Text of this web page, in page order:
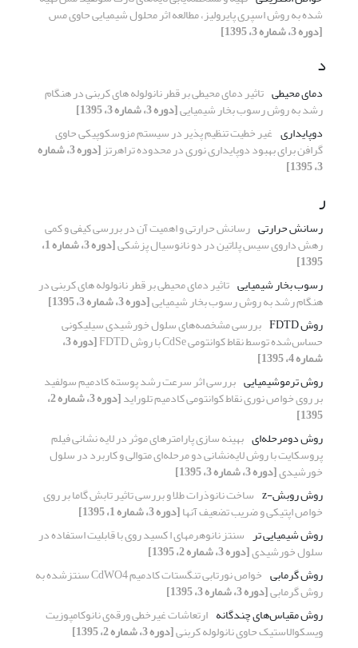
شده به روش اسپری پایرولیز، مطالعه اثر محلول شیمیایی حاوی مس
[دوره 3، شماره 3، 1395]
د
دمای محیطی تاثیر دمای محیطی بر قطر نانولوله های کربنی در هنگام
رشد به روش رسوب بخار شیمیایی[دوره 3، شماره 3، 1395]
دوپایداری غیر خطیت تنظیم پذیر در سیستم مزوسکوپیکی حاوی
گرافن برای بهبود دوپایداری نوری در محدوده تراهرتز [دوره 3، شماره
3، 1395]
ر
رسانش حرارتی رسانش حرارتی و اهمیت آن در بررسی کیفی و کمی
رهش داروی سیس پلاتین در دو نانوسیال پزشکی [دوره 3، شماره 1،
1395]
رسوب بخار شیمیایی تاثیر دمای محیطی بر قطر نانولوله های کربنی در
هنگام رشد به روش رسوب بخار شیمیایی[دوره 3، شماره 3، 1395]
روش FDTD
بررسی مشخصه‌های سلول خورشیدی سیلیکونی
حساس‌شده توسط نقاط کوانتومی CdSe با روش FDTD [دوره 3،
شماره 4، 1395]
روش ترموشیمیایی بررسی اثر سرعت رشد پوسته کادمیم سولفید
بر روی خواص نوری نقاط کوانتومی کادمیم تلوراید [دوره 3، شماره 2،
1395]
روش دومرحله‌ای بهینه سازی پارامترهای موثر در لایه نشانی فیلم
پروسکایت با روش لایه‌نشانی دو مرحله‌ای متوالی و کاربرد در سلول
خورشیدی[دوره 3، شماره 3، 1395]
روش روبش-z
ساخت نانوذرات طلا و بررسی تاثیر تابش گاما بر روی
خواص اپتیکی و ضریب تضعیف آنها[دوره 3، شماره 1، 1395]
روش شیمیایی تر سنتز نانوهرمهای ا کسید روی با قابلیت استفاده در
سلول خورشیدی[دوره 3، شماره 2، 1395]
روش گرمابی
خواص نورتابی تنگستات کادمیم CdWO4 سنتزشده به
روش گرمابی[دوره 3، شماره 3، 1395]
روش مقیاس‌های چندگانه ارتعاشات غیرخطی ورقه‌ی نانوکامپوزیت
ویسکوالاستیک حاوی نانولوله کربنی[دوره 3، شماره 2، 1395]